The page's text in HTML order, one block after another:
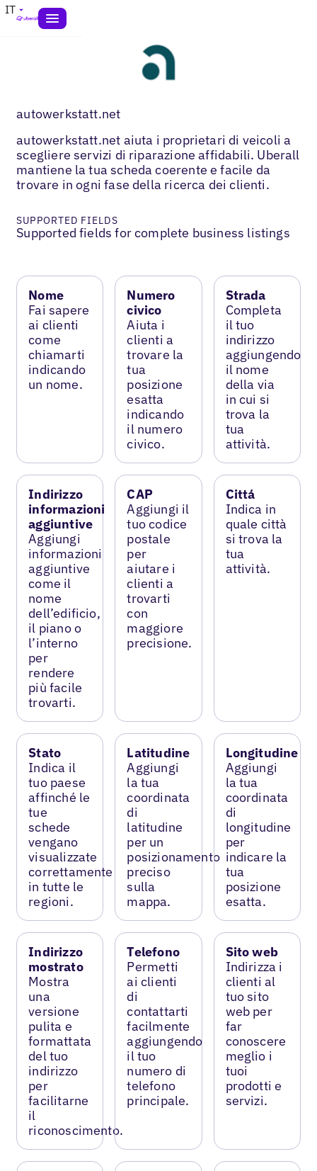
IT
autowerkstatt.net
autowerkstatt.net aiuta i proprietari di veicoli a
scegliere servizi di riparazione affidabili. Uberall
mantiene la tua scheda coerente e facile da
trovare in ogni fase della ricerca dei clienti.
SUPPORTED FIELDS
Supported fields for complete business listings
Nome
Fai sapere
ai clienti
come
chiamarti
indicando
un nome.
Numero
civico
Aiuta i
clienti a
trovare la
tua
posizione
esatta
indicando
il numero
civico.
Strada
Completa
il tuo
indirizzo
aggiungendo
il nome
della via
in cui si
trova la
tua
attività.
Indirizzo
informazioni
aggiuntive
Aggiungi
informazioni
aggiuntive
come il
nome
dell’edificio,
il piano o
l’interno
per
rendere
più facile
trovarti.
CAP
Aggiungi il
tuo codice
postale
per
aiutare i
clienti a
trovarti
con
maggiore
precisione.
Cittá
Indica in
quale città
si trova la
tua
attività.
Stato
Indica il
tuo paese
affinché le
tue
schede
vengano
visualizzate
correttamente
in tutte le
regioni.
Latitudine
Aggiungi
la tua
coordinata
di
latitudine
per un
posizionamento
preciso
sulla
mappa.
Longitudine
Aggiungi
la tua
coordinata
di
longitudine
per
indicare la
tua
posizione
esatta.
Indirizzo
mostrato
Mostra
una
versione
pulita e
formattata
del tuo
indirizzo
per
facilitarne
il
riconoscimento.
Telefono
Permetti
ai clienti
di
contattarti
facilmente
aggiungendo
il tuo
numero di
telefono
principale.
Sito web
Indirizza i
clienti al
tuo sito
web per
far
conoscere
meglio i
tuoi
prodotti e
servizi.